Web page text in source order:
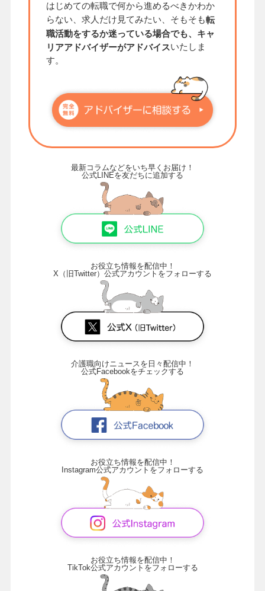
はじめての転職で何から進めるべきかわか
らない、求人だけ見てみたい、そもそも転
職活動をするか迷っている場合でも、キャ
リアアドバイザーがアドバイスいたしま
す。
最新コラムなどをいち早くお届け！
公式LINEを友だちに追加する
お役立ち情報を配信中！
X（旧Twitter）公式アカウントをフォローする
介護職向けニュースを日々配信中！
公式Facebookをチェックする
お役立ち情報を配信中！
Instagram公式アカウントをフォローする
お役立ち情報を配信中！
TikTok公式アカウントをフォローする